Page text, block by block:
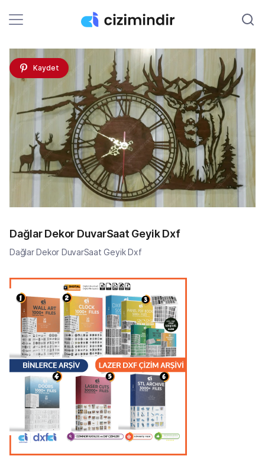
Kaydet
Dağlar Dekor DuvarSaat Geyik Dxf
Dağlar Dekor DuvarSaat Geyik Dxf